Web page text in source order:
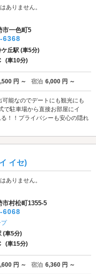
ありません。
市一色町5
6368
ケ丘駅 (車5分)
(車10分)
円 ～ 宿泊 6,000 円 ～
能なのでデートにも観光にも
で駐車場から直接お部屋にイ
！！プライバシーも安心の隠れ
イセ)
ありません。
市村松町1355-5
6068
プ
(車5分)
(車15分)
円 ～ 宿泊 6,360 円 ～